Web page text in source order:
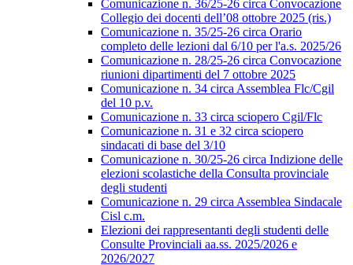
Comunicazione n. 36/25-26 circa Convocazione
Collegio dei docenti dell’08 ottobre 2025 (ris.)
Comunicazione n. 35/25-26 circa Orario
completo delle lezioni dal 6/10 per l'a.s. 2025/26
Comunicazione n. 28/25-26 circa Convocazione
riunioni dipartimenti del 7 ottobre 2025
Comunicazione n. 34 circa Assemblea Flc/Cgil
del 10 p.v.
Comunicazione n. 33 circa sciopero Cgil/Flc
Comunicazione n. 31 e 32 circa sciopero
sindacati di base del 3/10
Comunicazione n. 30/25-26 circa Indizione delle
elezioni scolastiche della Consulta provinciale
degli studenti
Comunicazione n. 29 circa Assemblea Sindacale
Cisl c.m.
Elezioni dei rappresentanti degli studenti delle
Consulte Provinciali aa.ss. 2025/2026 e
2026/2027